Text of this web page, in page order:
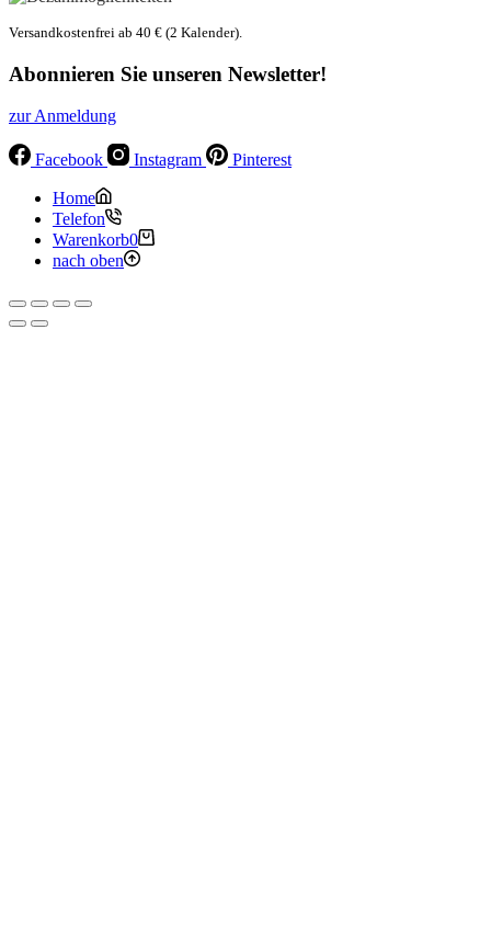
Versandkostenfrei ab 40 € (2 Kalender).
Abonnieren Sie unseren Newsletter!
zur Anmeldung
Facebook Instagram Pinterest
Home
Telefon
Warenkorb0
nach oben